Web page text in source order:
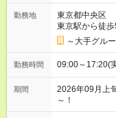
勤務地
東京都中央区
東京駅から徒
～大手グル
勤務時間 09:00～17:20(
期間
2026年09月上
～！